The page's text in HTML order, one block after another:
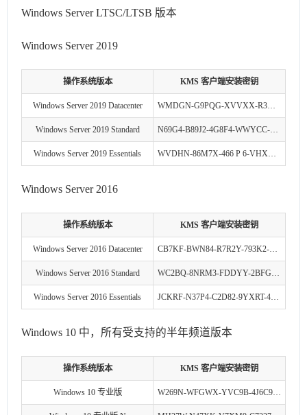
Windows Server LTSC/LTSB 版本
Windows Server 2019
操作系统版本 KMS 客户端安装密钥
Windows Server 2019 Datacenter WMDGN-G9PQG-XVVXX-R3X43-63DFG
Windows Server 2019 Standard N69G4-B89J2-4G8F4-WWYCC-J464C
Windows Server 2019 Essentials WVDHN-86M7X-466 P 6-VHXV7-YY726
Windows Server 2016
操作系统版本 KMS 客户端安装密钥
Windows Server 2016 Datacenter CB7KF-BWN84-R7R2Y-793K2-8XDDG
Windows Server 2016 Standard WC2BQ-8NRM3-FDDYY-2BFGV-KHKQY
Windows Server 2016 Essentials JCKRF-N37P4-C2D82-9YXRT-4M63B
Windows 10 中，所有受支持的半年频道版本
操作系统版本 KMS 客户端安装密钥
Windows 10 专业版 W269N-WFGWX-YVC9B-4J6C9-T83GX